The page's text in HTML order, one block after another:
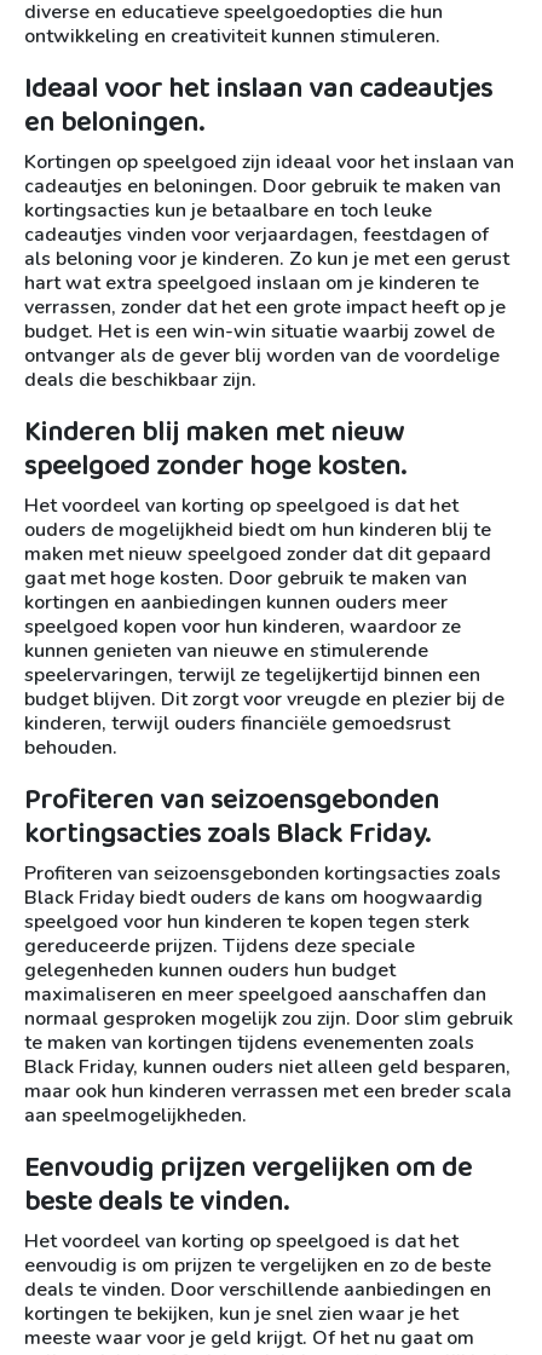
diverse en educatieve speelgoedopties die hun
ontwikkeling en creativiteit kunnen stimuleren.
Ideaal voor het inslaan van cadeautjes
en beloningen.
Kortingen op speelgoed zijn ideaal voor het inslaan van
cadeautjes en beloningen. Door gebruik te maken van
kortingsacties kun je betaalbare en toch leuke
cadeautjes vinden voor verjaardagen, feestdagen of
als beloning voor je kinderen. Zo kun je met een gerust
hart wat extra speelgoed inslaan om je kinderen te
verrassen, zonder dat het een grote impact heeft op je
budget. Het is een win-win situatie waarbij zowel de
ontvanger als de gever blij worden van de voordelige
deals die beschikbaar zijn.
Kinderen blij maken met nieuw
speelgoed zonder hoge kosten.
Het voordeel van korting op speelgoed is dat het
ouders de mogelijkheid biedt om hun kinderen blij te
maken met nieuw speelgoed zonder dat dit gepaard
gaat met hoge kosten. Door gebruik te maken van
kortingen en aanbiedingen kunnen ouders meer
speelgoed kopen voor hun kinderen, waardoor ze
kunnen genieten van nieuwe en stimulerende
speelervaringen, terwijl ze tegelijkertijd binnen een
budget blijven. Dit zorgt voor vreugde en plezier bij de
kinderen, terwijl ouders financiële gemoedsrust
behouden.
Profiteren van seizoensgebonden
kortingsacties zoals Black Friday.
Profiteren van seizoensgebonden kortingsacties zoals
Black Friday biedt ouders de kans om hoogwaardig
speelgoed voor hun kinderen te kopen tegen sterk
gereduceerde prijzen. Tijdens deze speciale
gelegenheden kunnen ouders hun budget
maximaliseren en meer speelgoed aanschaffen dan
normaal gesproken mogelijk zou zijn. Door slim gebruik
te maken van kortingen tijdens evenementen zoals
Black Friday, kunnen ouders niet alleen geld besparen,
maar ook hun kinderen verrassen met een breder scala
aan speelmogelijkheden.
Eenvoudig prijzen vergelijken om de
beste deals te vinden.
Het voordeel van korting op speelgoed is dat het
eenvoudig is om prijzen te vergelijken en zo de beste
deals te vinden. Door verschillende aanbiedingen en
kortingen te bekijken, kun je snel zien waar je het
meeste waar voor je geld krijgt. Of het nu gaat om